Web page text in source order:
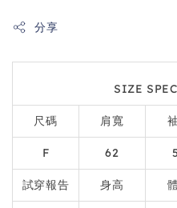
分享
SIZE
尺碼 肩寬
F 62
試穿報告 身高